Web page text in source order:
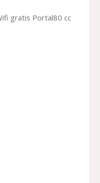
gratis Portal80 cc